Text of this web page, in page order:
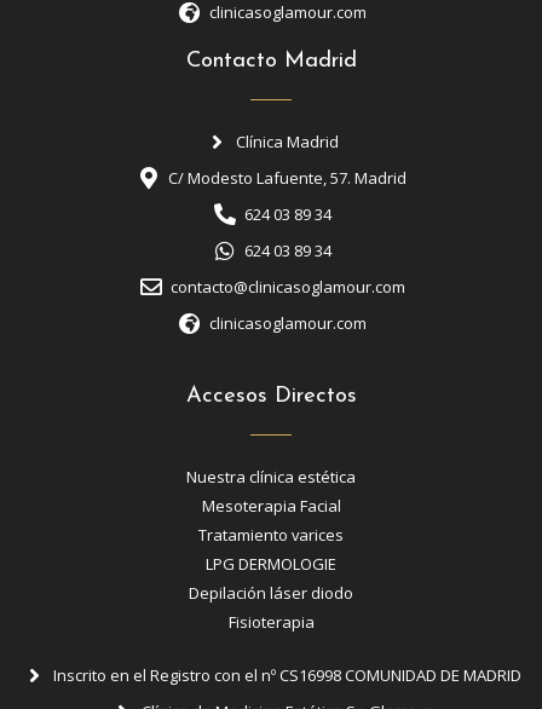
clinicasoglamour.com
Contacto Madrid
Clínica Madrid
C/ Modesto Lafuente, 57. Madrid
624 03 89 34
624 03 89 34
contacto@clinicasoglamour.com
clinicasoglamour.com
Accesos Directos
Nuestra clínica estética
Mesoterapia Facial
Tratamiento varices
LPG DERMOLOGIE
Depilación láser diodo
Fisioterapia
Inscrito en el Registro con el nº CS16998 COMUNIDAD DE MADRID